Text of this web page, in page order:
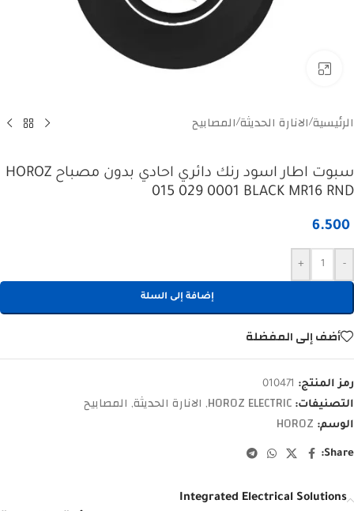
الرئيسية/الانارة الحديثة/المصابيح
سبوت اطار اسود رنك دائري احادي بدون مصباح HOROZ
015 029 0001 BLACK MR16 RND
6.500
-
+
إضافة إلى السلة
أضف إلى المفضلة
رمز المنتج: 010471
التصنيفات: HOROZ ELECTRIC
, الانارة الحديثة, المصابيح
الوسم: HOROZ
Share:
Integrated Electrical Solutions